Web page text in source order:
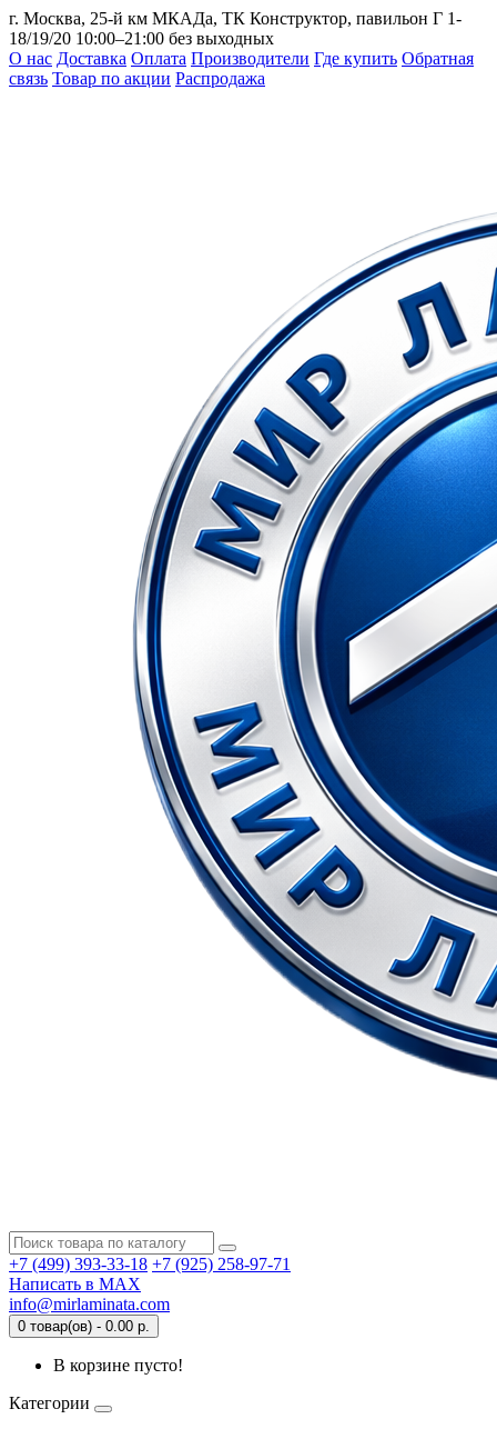
г. Москва, 25-й км МКАДа, ТК Конструктор, павильон Г 1-
18/19/20 10:00–21:00 без выходных
О нас Доставка Оплата Производители Где купить Обратная
связь Товар по акции Распродажа
+7 (499) 393-33-18 +7 (925) 258-97-71
Написать в MAX
info@mirlaminata.com
0 товар(ов) - 0.00 р.
В корзине пусто!
Категории